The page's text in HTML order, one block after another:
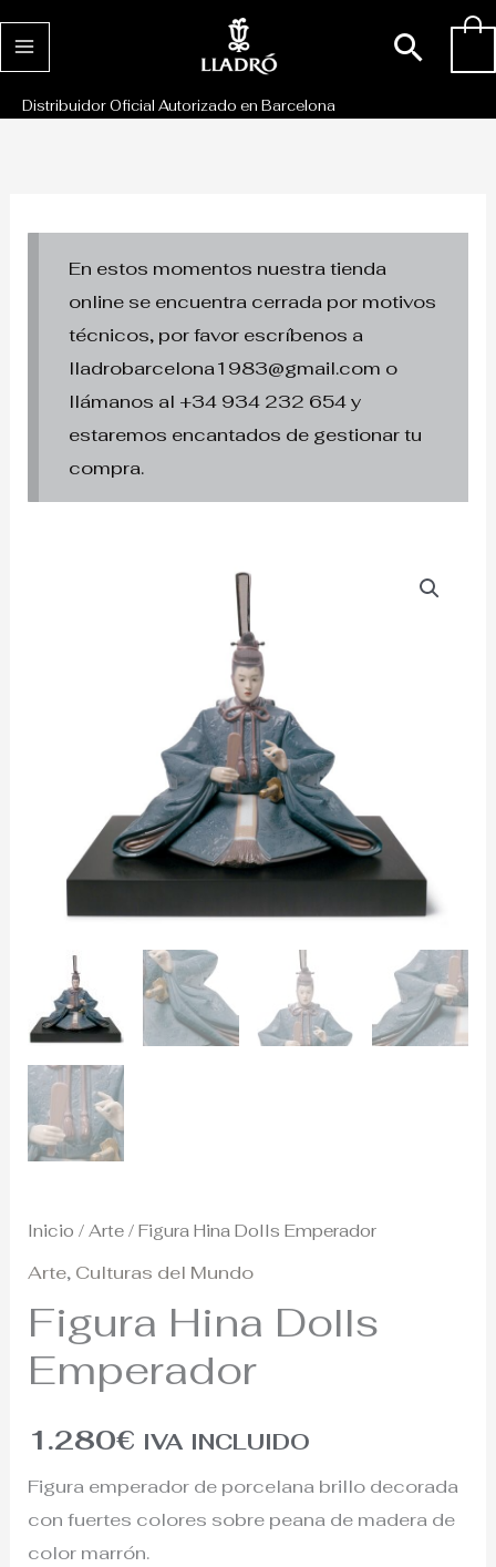
al
Distribuidor Oficial Autorizado en Barcelona
En estos momentos nuestra tienda
online se encuentra cerrada por motivos
técnicos, por favor escríbenos a
lladrobarcelona1983@gmail.com o
llámanos al +34 934 232 654 y
estaremos encantados de gestionar tu
compra.
Inicio / Arte / Figura Hina Dolls Emperador
Arte, Culturas del Mundo
Figura Hina Dolls
Emperador
1.280€ IVA INCLUIDO
Figura emperador de porcelana brillo decorada
con fuertes colores sobre peana de madera de
color marrón.